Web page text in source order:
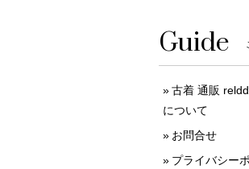
Guide
古着 通販
について
お問合せ
プライバシー